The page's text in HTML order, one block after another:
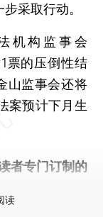
采取行动。
构监事会
票的压倒性结
山监事会还将
案预计下月生
者专门订制的
读